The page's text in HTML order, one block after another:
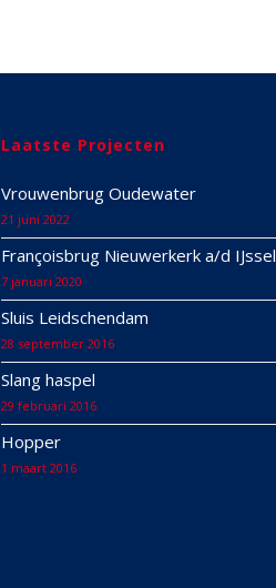
Laatste Projecten
Vrouwenbrug Oudewater
21 juni 2022
Françoisbrug Nieuwerkerk a/d IJssel
7 januari 2020
Sluis Leidschendam
28 september 2016
Slang haspel
29 februari 2016
Hopper
1 maart 2016